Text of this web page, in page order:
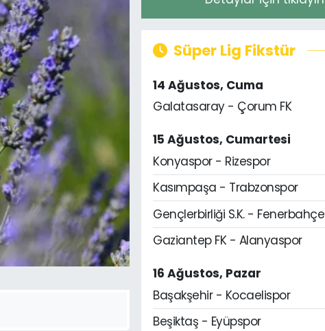
Süper Lig Fikstür
14 Ağustos, Cuma
Galatasaray - Çorum FK
15 Ağustos, Cumartesi
Konyaspor - Rizespor
Kasımpaşa - Trabzonspor
Gençlerbirliği S.K. - Fenerbahçe
Gaziantep FK - Alanyaspor
16 Ağustos, Pazar
Başakşehir - Kocaelispor
Beşiktaş - Eyüpspor